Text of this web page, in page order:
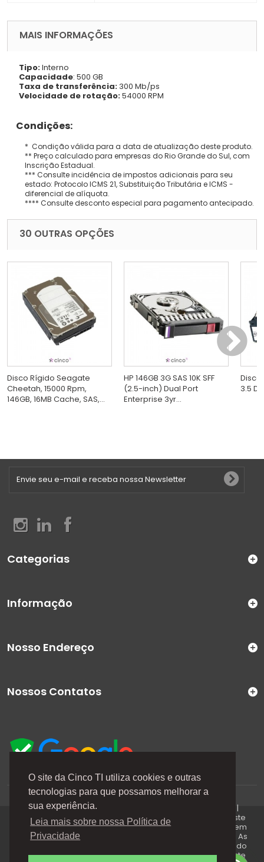
O site da Cinco TI utiliza cookies e outras
tecnologias para que possamos melhorar a
sua experiência.
Leia mais sobre nossa Política de
Privacidade
MAIS INFORMAÇÕES
Tipo:Interno
Capacidade: 500 GB
Taxa de transferência: 300 Mb/ps
Velocidade de rotação:54000 RPM
Condições:
* Condição válida para a data de atualização deste produto.
** Preço calculado para empresas do Rio Grande do Sul, com
Inscrição Estadual.
*** Consulte incidência de impostos adicionais para seu
estado: Protocolo ICMS 21, Substituição Tributária e ICMS -
diferencial de alíquota.
**** Consulte desconto especial para pagamento antecipado.
30 OUTRAS OPÇÕES
Disco Rígido Seagate
Cheetah, 15000 Rpm,
146GB, 16MB Cache, SAS,...
HP 146GB 3G SAS 10K SFF
(2.5-inch) Dual Port
Enterprise 3yr...
Disco
3.5
Categorias
Informação
A Cinco TI (5TI) é uma marca registrada de CINCO TI
COMERCIO E SERVICOS LTDA | CNPJ: 08.307.867/0001-04 |
Todos os direitos reservados. Os preços anunciados neste
site ou via e-mails promocionais podem ser alterados sem
prévio aviso. A 5TI não é responsável por erros descritos. As
fotos contidas nessa página são meramente ilustrativas do
produto e podem variar de acordo com o fornecedor/lote
Nosso Endereço
Nossos Contatos